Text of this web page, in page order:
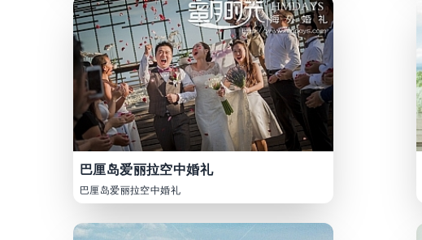
巴厘岛爱丽拉空中婚礼
巴厘岛爱丽拉空中婚礼